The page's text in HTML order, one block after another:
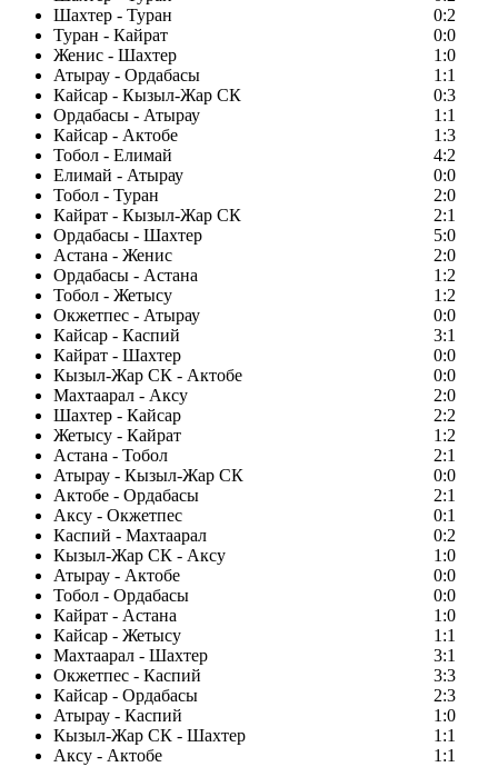
Шахтер - Туран
0:2
Туран - Кайрат
0:0
Женис - Шахтер
1:0
Атырау - Ордабасы
1:1
Кайсар - Кызыл-Жар СК
0:3
Ордабасы - Атырау
1:1
Кайсар - Актобе
1:3
Тобол - Елимай
4:2
Елимай - Атырау
0:0
Тобол - Туран
2:0
Кайрат - Кызыл-Жар СК
2:1
Ордабасы - Шахтер
5:0
Астана - Женис
2:0
Ордабасы - Астана
1:2
Тобол - Жетысу
1:2
Окжетпес - Атырау
0:0
Кайсар - Каспий
3:1
Кайрат - Шахтер
0:0
Кызыл-Жар СК - Актобе
0:0
Махтаарал - Аксу
2:0
Шахтер - Кайсар
2:2
Жетысу - Кайрат
1:2
Астана - Тобол
2:1
Атырау - Кызыл-Жар СК
0:0
Актобе - Ордабасы
2:1
Аксу - Окжетпес
0:1
Каспий - Махтаарал
0:2
Кызыл-Жар СК - Аксу
1:0
Атырау - Актобе
0:0
Тобол - Ордабасы
0:0
Кайрат - Астана
1:0
Кайсар - Жетысу
1:1
Махтаарал - Шахтер
3:1
Окжетпес - Каспий
3:3
Кайсар - Ордабасы
2:3
Атырау - Каспий
1:0
Кызыл-Жар СК - Шахтер
1:1
Аксу - Актобе
1:1